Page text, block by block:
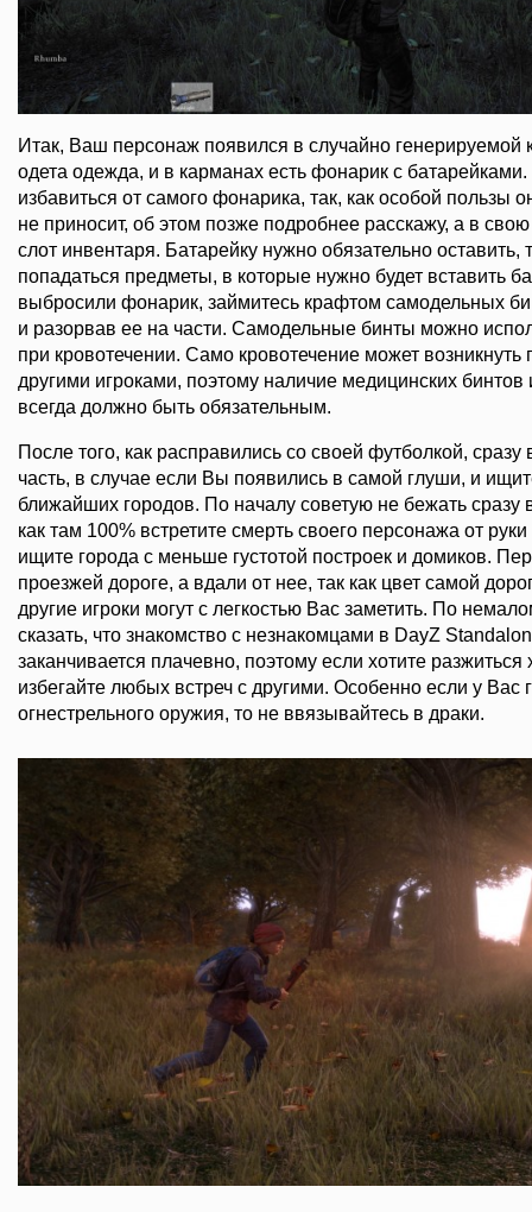
Итак, Ваш персонаж появился в случайно генерируемой
одета одежда, и в карманах есть фонарик с
избавиться от самого фонарика, так, как особой пользы
не приносит, об этом позже подробнее расскажу, а в
слот инвентаря. Батарейку нужно обязательно оставить,
попадаться предметы, в которые нужно будет вставить
выбросили фонарик, займитесь крафтом самодельных
и разорвав ее на части. Самодельные бинты можно
при кровотечении. Само кровотечение может возникнуть
другими игроками, поэтому наличие медицинских
всегда должно быть обязательным.
После того, как расправились со своей футболкой,
часть, в случае если Вы появились в самой глуши, и
ближайших городов. По началу советую не бежать сразу
как там 100% встретите смерть своего персонажа от
ищите города с меньше густотой построек и домиков.
проезжей дороге, а вдали от нее, так как цвет самой
другие игроки могут с легкостью Вас заметить. По
сказать, что знакомство с незнакомцами в DayZ
заканчивается плачевно, поэтому если хотите
избегайте любых встреч с другими. Особенно если у Вас
огнестрельного оружия, то не ввязывайтесь в драки.